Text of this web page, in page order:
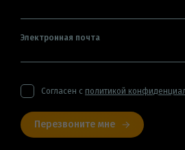
Электронная почта
Согласен с политикой
Перезвоните мне